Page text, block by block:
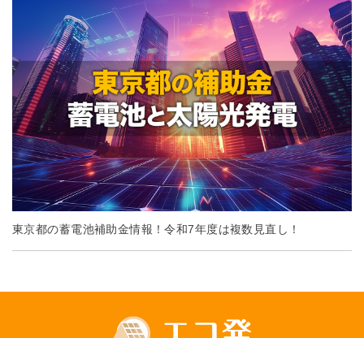
東京都の蓄電池補助金情報！令和7年度は複数見直し！